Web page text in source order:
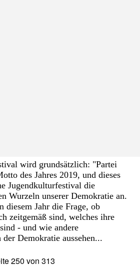
wird grundsätzlich: "Partei
des Jahres 2019, und dieses
Jugendkulturfestival die
Wurzeln unserer Demokratie an.
Jahr die Frage, ob
zeitgemäß sind, welches ihre
- und wie andere
Demokratie aussehen...
250 von 313